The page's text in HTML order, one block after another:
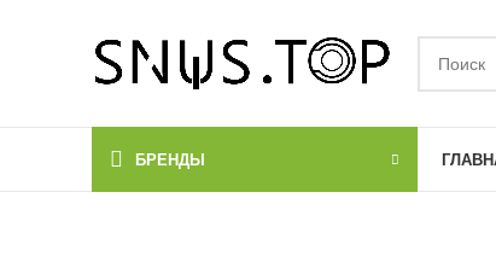
БРЕНДЫ